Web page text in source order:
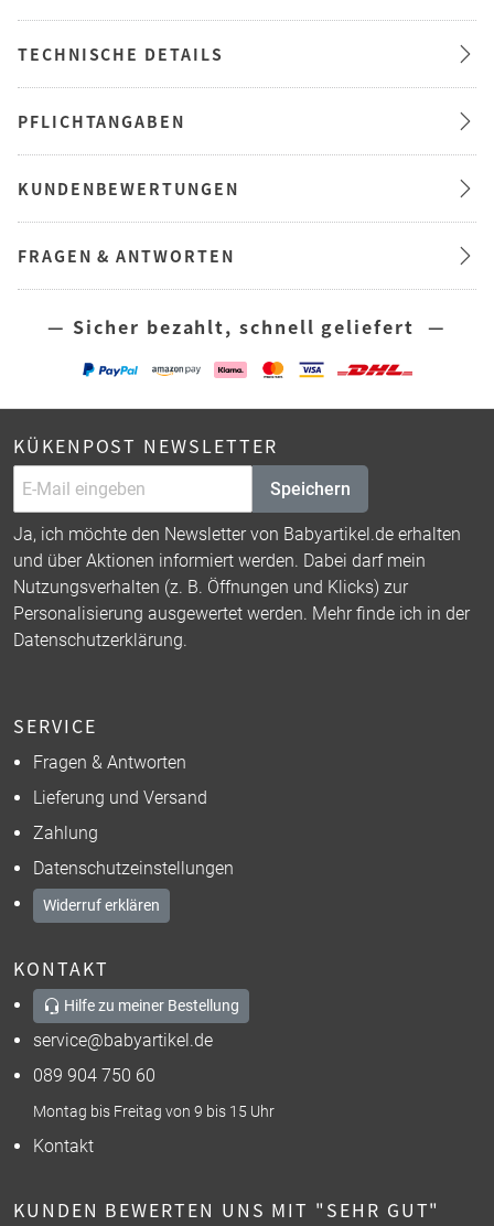
TECHNISCHE DETAILS
PFLICHTANGABEN
KUNDENBEWERTUNGEN
FRAGEN & ANTWORTEN
— Sicher bezahlt, schnell geliefert —
KÜKENPOST NEWSLETTER
Speichern
Ja, ich möchte den Newsletter von Babyartikel.de erhalten
und über Aktionen informiert werden. Dabei darf mein
Nutzungsverhalten (z. B. Öffnungen und Klicks) zur
Personalisierung ausgewertet werden. Mehr finde ich in der
Datenschutzerklärung.
SERVICE
Fragen & Antworten
Lieferung und Versand
Zahlung
Datenschutzeinstellungen
Widerruf erklären
KONTAKT
Hilfe zu meiner Bestellung
service@babyartikel.de
089 904 750 60
Montag bis Freitag von 9 bis 15 Uhr
Kontakt
KUNDEN BEWERTEN UNS MIT "SEHR GUT"